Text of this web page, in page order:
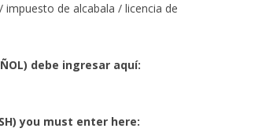
de alcabala / licencia de
debe ingresar aquí:
you must enter here: